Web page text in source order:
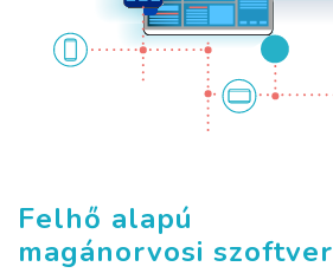
Felhő alapú
magánorvosi szoftver